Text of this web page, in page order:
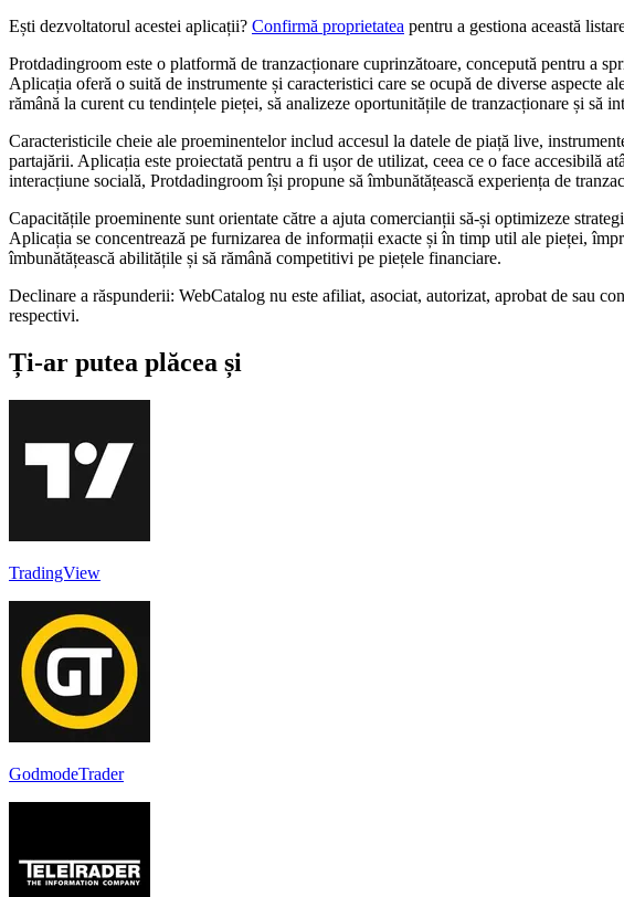
Ești dezvoltatorul acestei aplicații? Confirmă proprietatea pentru a gestiona această
Protdadingroom este o platformă de tranzacționare cuprinzătoare, concepută pentru a
Aplicația oferă o suită de instrumente și caracteristici care se ocupă de diverse
rămână la curent cu tendințele pieței, să analizeze oportunitățile de tranzacționare și să
Caracteristicile cheie ale proeminentelor includ accesul la datele de piață live,
partajării. Aplicația este proiectată pentru a fi ușor de utilizat, ceea ce o face accesibilă
interacțiune socială, Protdadingroom își propune să îmbunătățească experiența de
Capacitățile proeminente sunt orientate către a ajuta comercianții să-și optimizeze
Aplicația se concentrează pe furnizarea de informații exacte și în timp util ale pieței,
îmbunătățească abilitățile și să rămână competitivi pe piețele financiare.
Declinare a răspunderii: WebCatalog nu este afiliat, asociat, autorizat, aprobat de sau
respectivi.
Ți-ar putea plăcea și
TradingView
GodmodeTrader